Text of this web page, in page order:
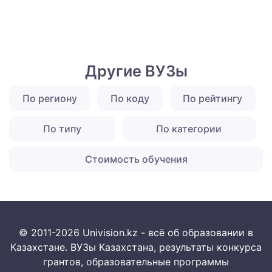
Другие ВУЗы
По региону По коду По рейтингу
По типу По категории
Стоимость обучения
© 2011-2026 Univision.kz - всё об образовании в
Казахстане. ВУЗы Казахстана, результаты конкурса
грантов, образовательные программы